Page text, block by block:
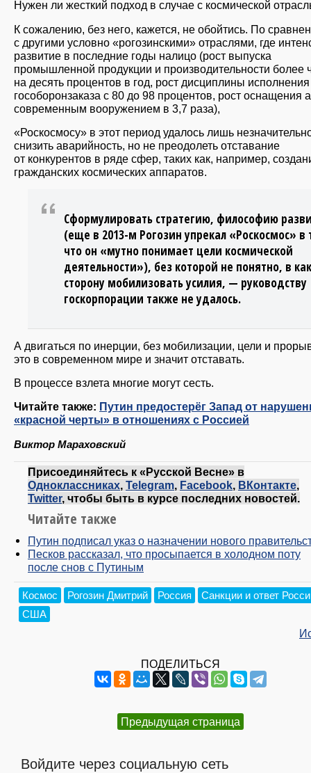
Нужен ли жесткий подход в случае с космической
К сожалению, без него, кажется, не обойтись. По
с другими условно «рогозинскими» отраслями, где
развитие в последние годы налицо (рост выпуска
промышленной продукции и производительности более
на десять процентов в год, рост дисциплины исполнения
гособоронзаказа с 80 до 98 процентов, рост оснащения
современным вооружением в 3,7 раза),
«Роскосмосу» в этот период удалось лишь
снизить аварийность, но не преодолеть отставание
от конкурентов в ряде сфер, таких как, например,
гражданских космических аппаратов.
Сформулировать стратегию, философию
(еще в 2013-м Рогозин упрекал «Роскосмос» в
что он «мутно понимает цели космической
деятельности»), без которой не понятно, в
сторону мобилизовать усилия, — руководству
госкорпорации также не удалось.
А двигаться по инерции, без мобилизации, цели и
это в современном мире и значит отставать.
В процессе взлета многие могут сесть.
Читайте также: Путин предостерёг Запад от
«красной черты» в отношениях с Россией
Виктор Мараховский
Присоединяйтесь к «Русской Весне» в
Одноклассниках, Telegram, Facebook, ВКонтакте,
Twitter, чтобы быть в курсе последних новостей.
Читайте также
Путин подписал указ о назначении нового
Песков рассказал, что просыпается в холодном поту
после снов с Путиным
Космос Рогозин Дмитрий Россия
Санкции и ответ
США
ПОДЕЛИТЬСЯ
Предыдущая страница
Войдите через социальную сеть